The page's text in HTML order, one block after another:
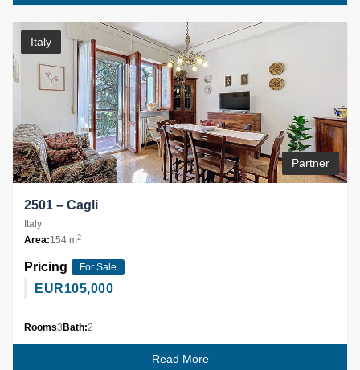
Italy
Partner
2501 – Cagli
Italy
Area:154 m2
Pricing For Sale
EUR105,000
Rooms3 Bath:2
Read More